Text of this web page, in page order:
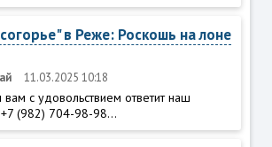
в Реже: Роскошь на лоне
11.03.2025 10:18
с удовольствием ответит наш
+7 (982) 704-98-98...